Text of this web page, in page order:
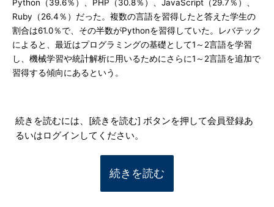
Python（39.6％）、PHP（30.8％）、JavaScript（29.7％）、
Ruby（26.4％）だった。複数の言語を習得したと答えた学生の
割合は61.0％で、その半数がPythonを習得していた。レバテック
によると、最近はプログラミングの基礎として1～2言語を学習
し、機械学習や統計解析に用いるためにさらに1～2言語を追加で
習得する傾向にあるという。
続きを読むには、[続きを読む] ボタンを押して会員登録あ
るいはログインしてください。
続きを読む